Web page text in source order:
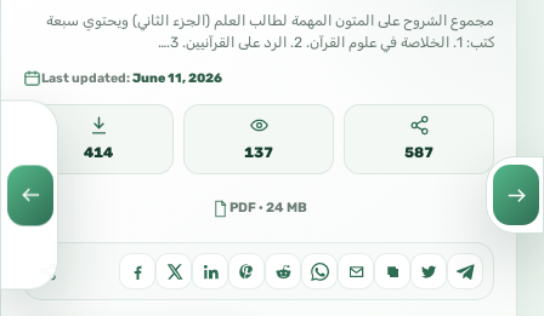
مجموع الشروح على المتون المهمة لطالب العلم (الجزء الثاني) ويحتوي سبعة
كتب: 1. الخلاصة في علوم القرآن. 2. الرد على القرآنيين. 3.…
Last updated:June 11, 2026
414 137 587
PDF · 24 MB